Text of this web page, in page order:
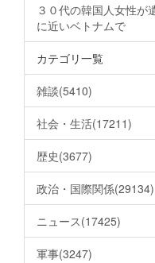
３０代の韓国人女性
に近いベトナムで
カテゴリ一覧
雑談(5410)
社会・生活(17211)
歴史(3677)
政治・国際関係(29134)
ニュース(17425)
軍事(3247)